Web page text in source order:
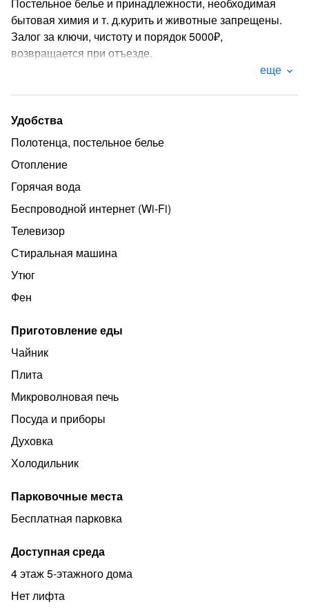
бытовая химия и т. д.курить и животные запрещены.
Залог за ключи, чистоту и порядок 5000₽,
возвращается при отъезде.
еще
Удобства
Полотенца, постельное белье
Отопление
Горячая вода
Беспроводной интернет (Wi‑Fi)
Телевизор
Стиральная машина
Утюг
Фен
Приготовление еды
Чайник
Плита
Микроволновая печь
Посуда и приборы
Духовка
Холодильник
Парковочные места
Бесплатная парковка
Доступная среда
4 этаж 5-этажного дома
Нет лифта